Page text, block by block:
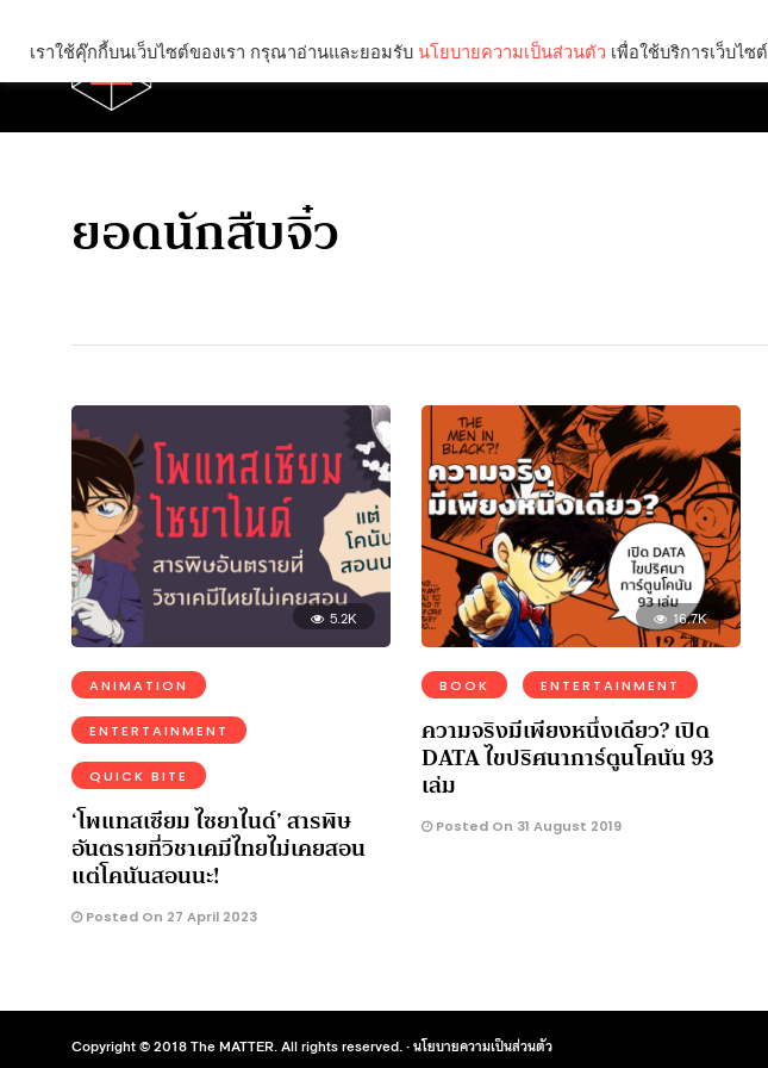
ยอดนักสืบจิ๋ว
5.2K
ANIMATION
ENTERTAINMENT
QUICK BITE
‘โพแทสเซียม ไซยาไนด์’ สารพิษ
อันตรายที่วิชาเคมีไทยไม่เคยสอน
แต่โคนันสอนนะ!
Posted On 27 April 2023
16.7K
BOOK ENTERTAINMENT
ความจริงมีเพียงหนึ่งเดียว? เปิด
DATA ไขปริศนาการ์ตูนโคนัน 93
เล่ม
Posted On 31 August 2019
Copyright © 2018 The MATTER. All rights reserved. ·นโยบายความเป็นส่วนตัว
เราใช้คุ๊กกี้บนเว็บไซต์ของเรา กรุณาอ่านและยอมรับ นโยบายความเป็นส่วนตัว เพื่อใช้บริการเว็บไซต์